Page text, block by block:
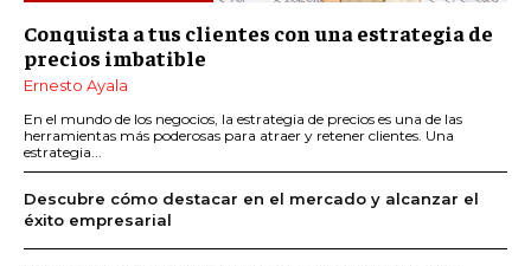
Conquista a tus clientes con una estrategia de
precios imbatible
Ernesto Ayala
En el mundo de los negocios, la estrategia de precios es una de las
herramientas más poderosas para atraer y retener clientes. Una
estrategia...
Descubre cómo destacar en el mercado y alcanzar el
éxito empresarial